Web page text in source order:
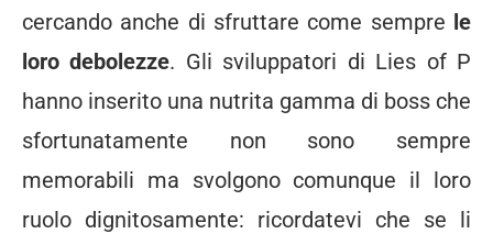
cercando anche di sfruttare come sempre le
loro debolezze. Gli sviluppatori di Lies of P
hanno inserito una nutrita gamma di boss che
sfortunatamente non sono sempre
memorabili ma svolgono comunque il loro
ruolo dignitosamente: ricordatevi che se li